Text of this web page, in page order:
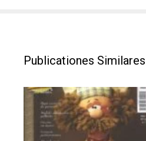
Publicationes Similares